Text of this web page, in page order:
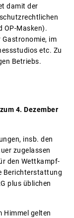
damit der
OP-Masken).
im
etc. Zu
Betriebs.
4. Dezember
insb. den
zugelassen
den Wettkampf-
Berichterstattung
plus üblichen
Himmel gelten